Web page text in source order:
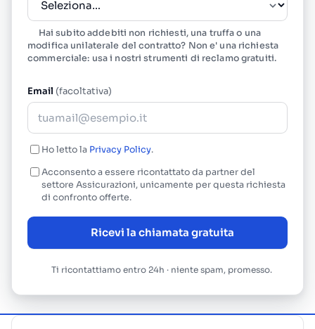
Hai subito addebiti non richiesti, una truffa o una
modifica unilaterale del contratto? Non e' una richiesta
commerciale: usa i nostristrumenti di reclamo gratuiti.
Email (facoltativa)
Ho letto la Privacy Policy.
Acconsento a essere ricontattato da partner del
settore Assicurazioni, unicamente per questa richiesta
di confronto offerte.
Ricevi la chiamata gratuita
Ti ricontattiamo entro 24h · niente spam, promesso.